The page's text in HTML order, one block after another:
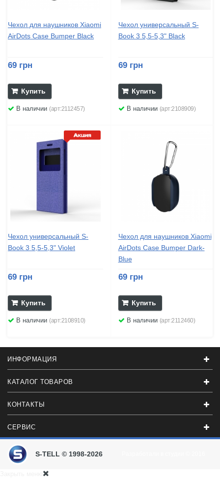
Чехол для наушников Xiaomi
AirDots Case Bumper Black
69 грн
Купить
В наличии (арт:2112457)
Чехол универсальный S-
Book 3 5,5-5,3" Black
69 грн
Купить
В наличии (арт:2108909)
Чехол универсальный S-
Book 3 5,5-5,3" Violet
69 грн
Купить
В наличии (арт:2108910)
Чехол для наушников Xiaomi
AirDots Case Bumper Dark-
Blue
69 грн
Купить
В наличии (арт:2112460)
ИНФОРМАЦИЯ
КАТАЛОГ ТОВАРОВ
КОНТАКТЫ
СЕРВИС
S-TELL © 1998-2026